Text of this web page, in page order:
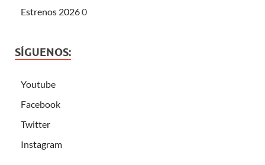
Estrenos 20260
SÍGUENOS:
Youtube
Facebook
Twitter
Instagram